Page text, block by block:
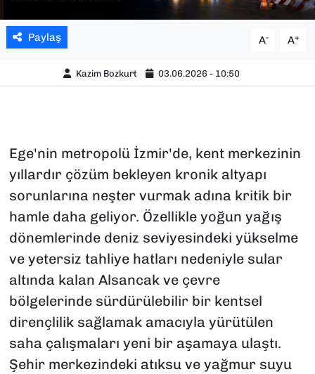
Paylaş A- A+
Kazim Bozkurt 03.06.2026 - 10:50
Ege'nin metropolü İzmir'de, kent merkezinin
yıllardır çözüm bekleyen kronik altyapı
sorunlarına neşter vurmak adına kritik bir
hamle daha geliyor. Özellikle yoğun yağış
dönemlerinde deniz seviyesindeki yükselme
ve yetersiz tahliye hatları nedeniyle sular
altında kalan Alsancak ve çevre
bölgelerinde sürdürülebilir bir kentsel
dirençlilik sağlamak amacıyla yürütülen
saha çalışmaları yeni bir aşamaya ulaştı.
Şehir merkezindeki atıksu ve yağmur suyu